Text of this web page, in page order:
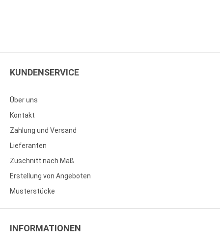
KUNDENSERVICE
Über uns
Kontakt
Zahlung und Versand
Lieferanten
Zuschnitt nach Maß
Erstellung von Angeboten
Musterstücke
INFORMATIONEN